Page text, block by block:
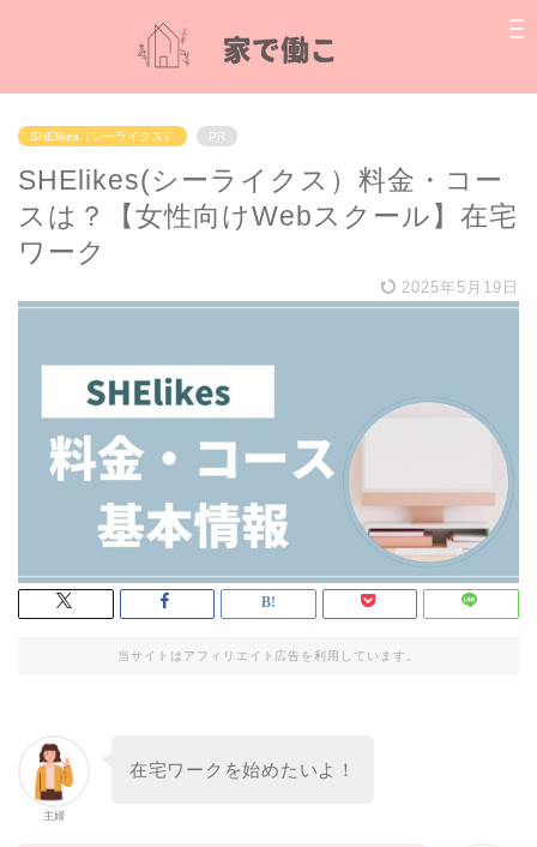
SHElikes（シーライクス） PR
SHElikes(シーライクス）料金・コー
スは？【女性向けWebスクール】在宅
ワーク
2025年5月19日
当サイトはアフィリエイト広告を利用しています。
主婦
在宅ワークを始めたいよ！